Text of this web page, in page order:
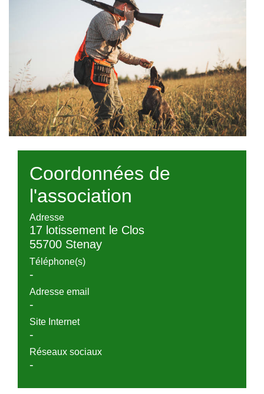
Coordonnées de
l'association
Adresse
17 lotissement le Clos
55700 Stenay
Téléphone(s)
-
Adresse email
-
Site Internet
-
Réseaux sociaux
-